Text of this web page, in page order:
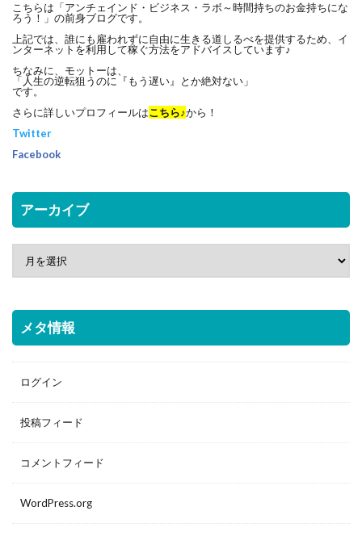
こちらは「アンチェインド・ビジネス・ラボ～時間持ちのお金持ちにな
ろう！」の前身ブログです。
上記では、誰にも雇われずに自由に生きる道しるべを提供するため、イ
ンターネットを利用して稼ぐ方法をアドバイスしています♪
ちなみに、モットーは、
「人生の逆転狙うのに『もう遅い』とか絶対ない」
です。
さらに詳しいプロフィールはこちら♪から！
Twitter
Facebook
アーカイブ
メタ情報
ログイン
投稿フィード
コメントフィード
WordPress.org